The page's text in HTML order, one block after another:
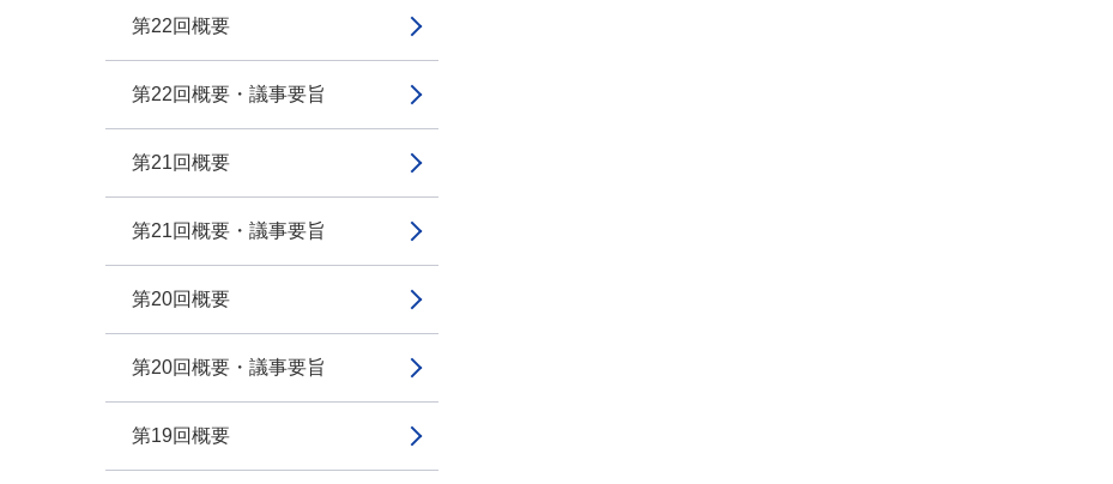
第22回概要
第22回概要・議事要旨
第21回概要
第21回概要・議事要旨
第20回概要
第20回概要・議事要旨
第19回概要